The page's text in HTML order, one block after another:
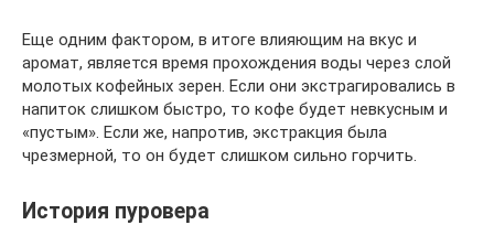
Еще одним фактором, в итоге влияющим на вкус и
аромат, является время прохождения воды через слой
молотых кофейных зерен. Если они экстрагировались в
напиток слишком быстро, то кофе будет невкусным и
«пустым». Если же, напротив, экстракция была
чрезмерной, то он будет слишком сильно горчить.
История пуровера